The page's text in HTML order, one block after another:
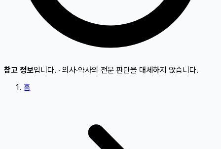
참고 정보입니다. · 의사·약사의 전문 판단을 대체하지 않습니다.
홈